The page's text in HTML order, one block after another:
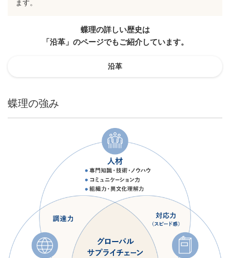
ます。
蝶理の詳しい歴史は
「沿革」のページでもご紹介しています。
沿革
蝶理の強み